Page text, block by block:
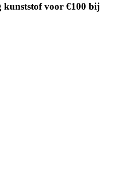
kunststof voor €100 bij